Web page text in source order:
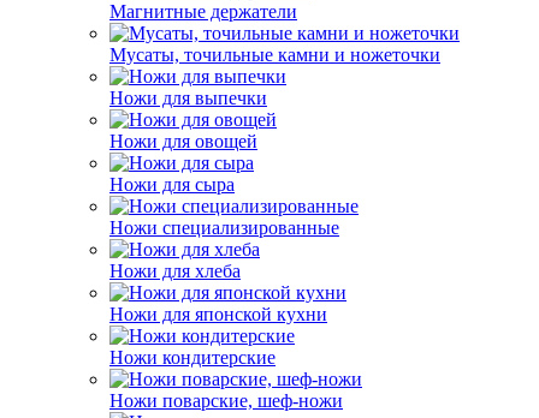
Магнитные держатели
Мусаты, точильные камни и ножеточки
Ножи для выпечки
Ножи для овощей
Ножи для сыра
Ножи специализированные
Ножи для хлеба
Ножи для японской кухни
Ножи кондитерские
Ножи поварские, шеф-ножи